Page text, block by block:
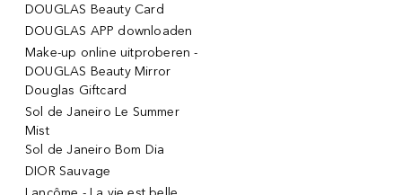
DOUGLAS Beauty Card
DOUGLAS APP downloaden
Make-up online uitproberen -
DOUGLAS Beauty Mirror
Douglas Giftcard
Sol de Janeiro Le Summer
Mist
Sol de Janeiro Bom Dia
DIOR Sauvage